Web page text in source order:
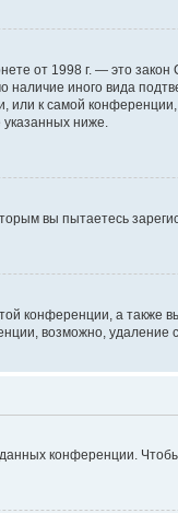
от 1998 г. — это
иного вида
к самой
ниже.
вы пытаетесь
конференции, а
возможно, удаление
конференции.